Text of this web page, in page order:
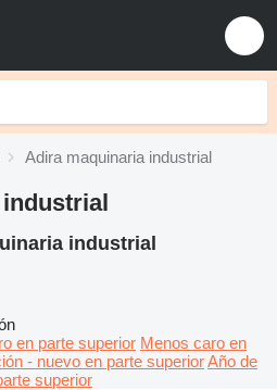
Adira maquinaria industrial
industrial
en parte superior Menos caro en
- nuevo en parte superiorAño de
superior